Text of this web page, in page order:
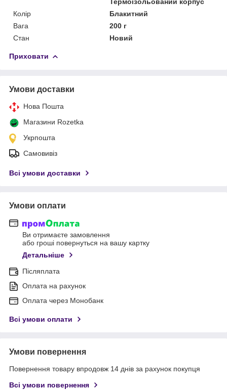
Колір
Блакитний
Вага
200 г
Стан
Новий
Приховати
Умови доставки
Нова Пошта
Магазини Rozetka
Укрпошта
Самовивіз
Всі умови доставки
Умови оплати
Ви отримаєте замовлення
або гроші повернуться на вашу картку
Детальніше
Післяплата
Оплата на рахунок
Оплата через Монобанк
Всі умови оплати
Умови повернення
Повернення товару впродовж 14 днів за рахунок покупця
Всі умови повернення